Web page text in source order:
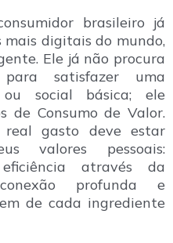
brasileiro já
mais digitais do mundo,
Ele já não procura
satisfazer uma
ou social básica; ele
de Consumo de Valor.
gasto deve estar
valores pessoais:
através da
profunda e
de cada ingrediente